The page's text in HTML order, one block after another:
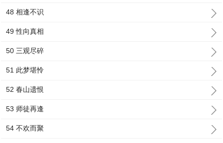
48 相逢不识
49 性向真相
50 三观尽碎
51 此梦堪怜
52 春山遗恨
53 师徒再逢
54 不欢而聚